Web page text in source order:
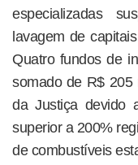
especializadas
lavagem de
Quatro fundos de
somado de R$ 205
da Justiça devido
superior a 200%
de combustíveis